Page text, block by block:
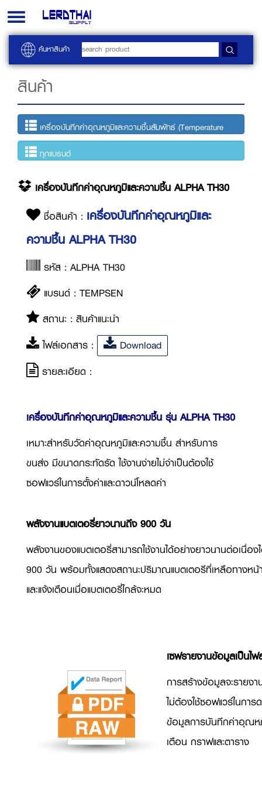
Toggle
navigation
ค้นหาสินค้า
สินค้า
เครื่องบันทึกค่าอุณหภูมิและความชื้นสัมพัทธ์ (Temperature
and humidity data logger)
ทุกแบรนด์
เครื่องบันทึกค่าอุณหภูมิและความชื้น ALPHA TH30
ชื่อสินค้า : เครื่องบันทึกค่าอุณหภูมิและ
ความชื้น ALPHA TH30
รหัส : ALPHA TH30
แบรนด์ : TEMPSEN
สถานะ : สินค้าแนะนำ
ไฟล์เอกสาร :
Download
รายละเอียด :
เครื่องบันทึกค่าอุณหภูมิและความชื้น รุ่น ALPHA TH30
เหมาะสำหรับวัดค่าอุณหภูมิและความชื้น สำหรับการ
ขนส่ง มีขนาดกระทัดรัด ใช้งานง่ายไม่จำเป็นต้องใช้
ซอฟแวร์ในการตั้งค่าและดาวน์โหลดค่า
พลังงานแบตเตอรี่ยาวนานถึง 900 วัน
พลังงานของแบตเตอรี่สามารถใช้งานได้อย่างยาวนานต่อเนื่อง
900 วัน พร้อมทั้งแสดงสถานะปริมาณแบตเตอรีที่เหลือทางหน้
และแจ้งเตือนเมื่อแบตเตอรี่ใกล้จะหมด
เซฟรายงานข้อมูลเป็นไ
การสร้างข้อมูลจะรายง
ไม่ต้องใช้ซอฟแวร์ในกา
ข้อมูลการบันทึกค่าอุณห
เตือน กราฟและตาราง